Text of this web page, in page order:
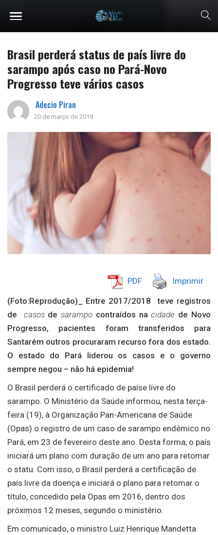
Brasil perderá status de país livre do
sarampo após caso no Pará-Novo
Progresso teve vários casos
Adecio Piran
20 de março de 2019
PDF Imprimir
(Foto:Reprodução)_ Entre 2017/2018 teve registros
de casosdesarampo contraídos nacidade de Novo
Progresso, pacientes foram transferidos para
Santarém outros procuraram recurso fora dos estado.
O estado do Pará liderou os casos e o governo
sempre negou – não há epidemia!
O Brasil perderá o certificado de paíse livre do
sarampo. O Ministério da Saúde informou, nesta terça-
feira (19), à Organização Pan-Americana de Saúde
(Opas) o registro de um caso de sarampo endêmico no
Pará, em 23 de fevereiro deste ano. Desta forma, o país
iniciará um plano com duração de um ano para retomar
o statu. Com isso, o Brasil perderá a certificação de
país livre da doença e iniciará o plano para retomar o
título, concedido pela Opas em 2016, dentro dos
próximos 12 meses, segundo o ministério.
Em comunicado, o ministro Luiz Henrique Mandetta